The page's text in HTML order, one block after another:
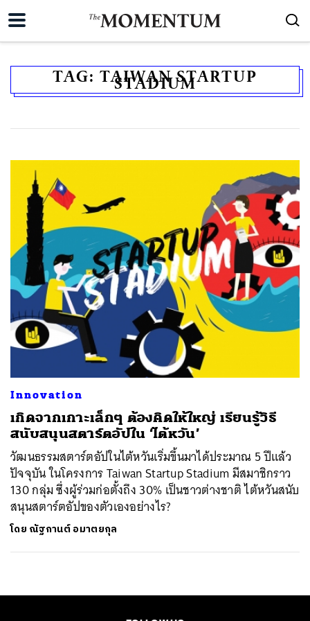
TAG: TAIWAN STARTUP
STADIUM
Innovation
เกิดจากเกาะเล็กๆ ต้องคิดให้ใหญ่ เรียนรู้วิธี
สนับสนุนสตาร์ตอัปใน ‘ไต้หวัน’
วัฒนธรรมสตาร์ตอัปในไต้หวันเริ่มขึ้นมาได้ประมาณ 5 ปีแล้ว
ปัจจุบัน ในโครงการ Taiwan Startup Stadium มีสมาชิกราว
130 กลุ่ม ซึ่งผู้ร่วมก่อตั้งถึง 30% เป็นชาวต่างชาติ ไต้หวันสนับ
สนุนสตาร์ตอัปของตัวเองอย่างไร?
โดย ณัฐกานต์ อมาตยกุล
ค้นหา
SHARE TWEET LINE